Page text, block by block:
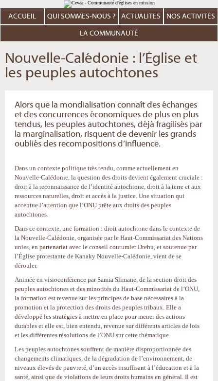
au
contenu.
Aller
personnels
ACCUEIL QUI SOMMES-NOUS ? ACTUALITÉS NOS ACTIVITÉS
LA COMMUNAUTÉ
Nouvelle-Calédonie : l’Église et
les peuples autochtones
Alors que la mondialisation connaît des échanges
et des concurrences économiques de plus en plus
tendus, les peuples autochtones, déjà fragilisés par
la marginalisation, risquent de devenir les grands
oubliés des recompositions d’influence.
Dans un contexte politique très tendu, comme actuellement en
Nouvelle-Calédonie, la question des droits devient également cruciale :
droit à la reconnaissance de l’identité autochtone, droit à la terre et aux
ressources naturelles, droit et accès à la justice. Une situation qui
accentue l’attention que l’ONU prête aux droits des peuples
autochtones.
Dans ce contexte, une formation : droit autochtone dans le contexte de
la Nouvelle-Calédonie, organisée par le Haut-Commissariat des Nations
unies, en partenariat avec le conseil coutumier Drehu, et soutenue par
l’Église protestante de Kanaky Nouvelle-Calédonie, vient de se
dérouler.
Animée en visioconférence par Samia Slimane, de la section droit des
peuples autochtones et des minorités du Haut-Commissariat de l’ONU,
la formation est revenue sur les principes de base nécessaires à la
promotion et la protection des droits des peuples tribaux. Elle a
développé les stratégies à mettre en place pour mener des actions
durables et elle est, bien entendu, revenue sur différents articles de lois
et les différentes résolutions de l’ONU sur cette thématique.
Les peuples autochtones souffrent de manière disproportionnée des
changements climatiques, de la dégradation de l’environnement, de
niveaux élevés de pauvreté, d’un accès insuffisant à l’éducation et à la
santé, ainsi que de violations de leurs droits humains en général. Il est